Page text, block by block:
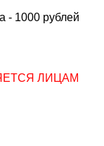
- 1000 рублей
ЛИЦАМ